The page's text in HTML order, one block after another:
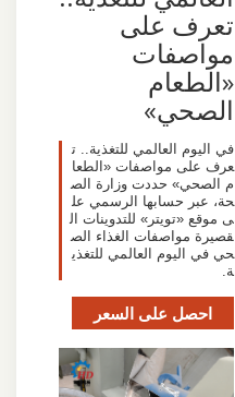
تعرف على
مواصفات
«الطعام
الصحي»
في اليوم العالمي للتغذية.. ت
عرف على مواصفات «الطعا
م الصحي» حددت وزارة الص
حة، عبر حسابها الرسمي عل
ى موقع «تويتر» للتدوينات ال
قصيرة مواصفات الغذاء الص
حي في اليوم العالمي للتغذي
ة.
احصل على السعر